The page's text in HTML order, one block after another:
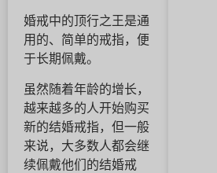
婚戒中的顶行之王是通
用的、简单的戒指，便
于长期佩戴。
虽然随着年龄的增长，
越来越多的人开始购买
新的结婚戒指，但一般
来说，大多数人都会继
续佩戴他们的结婚戒